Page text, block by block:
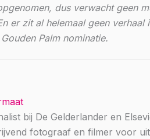
dus verwacht geen
er zit al helemaal geen
Palm nominatie.
bij De Gelderlander en
fotograaf en filmer voor